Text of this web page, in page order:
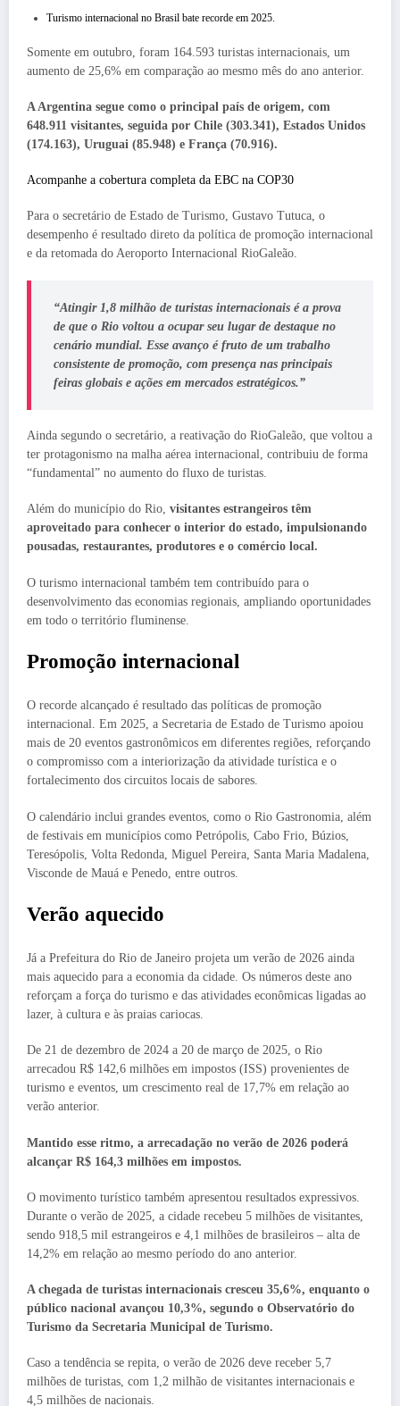
Turismo internacional no Brasil bate recorde em 2025.
Somente em outubro, foram 164.593 turistas internacionais, um
aumento de 25,6% em comparação ao mesmo mês do ano anterior.
A Argentina segue como o principal país de origem, com
648.911 visitantes, seguida por Chile (303.341), Estados Unidos
(174.163), Uruguai (85.948) e França (70.916).
Acompanhe a cobertura completa da EBC na COP30
Para o secretário de Estado de Turismo, Gustavo Tutuca, o
desempenho é resultado direto da política de promoção internacional
e da retomada do Aeroporto Internacional RioGaleão.
“Atingir 1,8 milhão de turistas internacionais é a prova
de que o Rio voltou a ocupar seu lugar de destaque no
cenário mundial. Esse avanço é fruto de um trabalho
consistente de promoção, com presença nas principais
feiras globais e ações em mercados estratégicos.”
Ainda segundo o secretário, a reativação do RioGaleão, que voltou a
ter protagonismo na malha aérea internacional, contribuiu de forma
“fundamental” no aumento do fluxo de turistas.
Além do município do Rio, visitantes estrangeiros têm
aproveitado para conhecer o interior do estado, impulsionando
pousadas, restaurantes, produtores e o comércio local.
O turismo internacional também tem contribuído para o
desenvolvimento das economias regionais, ampliando oportunidades
em todo o território fluminense.
Promoção internacional
O recorde alcançado é resultado das políticas de promoção
internacional. Em 2025, a Secretaria de Estado de Turismo apoiou
mais de 20 eventos gastronômicos em diferentes regiões, reforçando
o compromisso com a interiorização da atividade turística e o
fortalecimento dos circuitos locais de sabores.
O calendário inclui grandes eventos, como o Rio Gastronomia, além
de festivais em municípios como Petrópolis, Cabo Frio, Búzios,
Teresópolis, Volta Redonda, Miguel Pereira, Santa Maria Madalena,
Visconde de Mauá e Penedo, entre outros.
Verão aquecido
Já a Prefeitura do Rio de Janeiro projeta um verão de 2026 ainda
mais aquecido para a economia da cidade. Os números deste ano
reforçam a força do turismo e das atividades econômicas ligadas ao
lazer, à cultura e às praias cariocas.
De 21 de dezembro de 2024 a 20 de março de 2025, o Rio
arrecadou R$ 142,6 milhões em impostos (ISS) provenientes de
turismo e eventos, um crescimento real de 17,7% em relação ao
verão anterior.
Mantido esse ritmo, a arrecadação no verão de 2026 poderá
alcançar R$ 164,3 milhões em impostos.
O movimento turístico também apresentou resultados expressivos.
Durante o verão de 2025, a cidade recebeu 5 milhões de visitantes,
sendo 918,5 mil estrangeiros e 4,1 milhões de brasileiros – alta de
14,2% em relação ao mesmo período do ano anterior.
A chegada de turistas internacionais cresceu 35,6%, enquanto o
público nacional avançou 10,3%, segundo o Observatório do
Turismo da Secretaria Municipal de Turismo.
Caso a tendência se repita, o verão de 2026 deve receber 5,7
milhões de turistas, com 1,2 milhão de visitantes internacionais e
4,5 milhões de nacionais.